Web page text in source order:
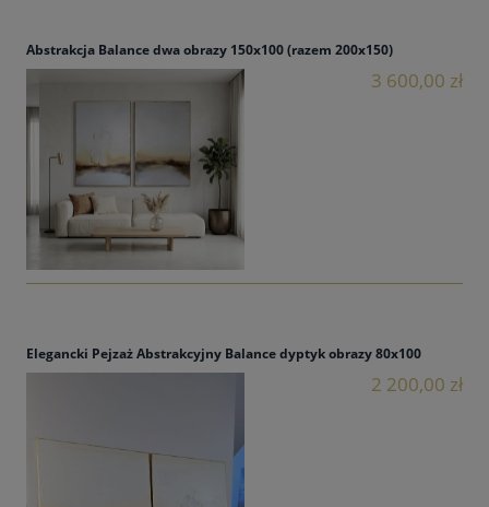
Abstrakcja Balance dwa obrazy 150x100 (razem 200x150)
3 600,00 zł
Elegancki Pejzaż Abstrakcyjny Balance dyptyk obrazy 80x100
2 200,00 zł